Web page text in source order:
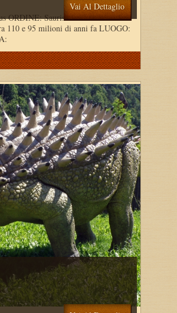
Vai Al Dettaglio
ORDINE: Saurischia PERIODO:
110 e 95 milioni di anni fa LUOGO: